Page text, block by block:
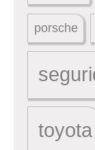
porsche
toyota